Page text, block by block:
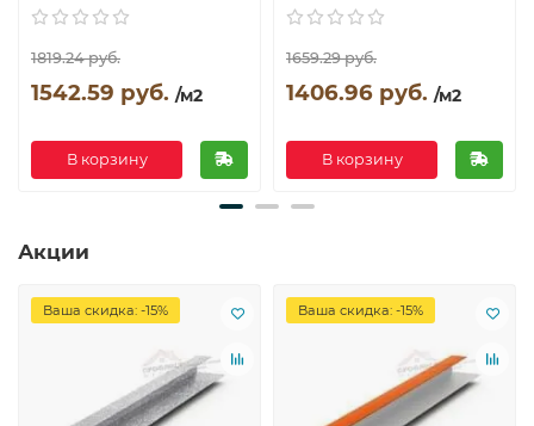
1819.24 руб.
1542.59 руб. /м2
В корзину
1659.29 руб.
1406.96 руб. /м2
В корзину
Акции
Ваша скидка: -15% Ваша скидка: -15%